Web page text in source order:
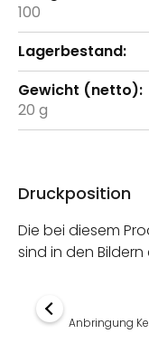
100
20 g
Druckposition
Die bei diesem
sind in den
Anbringung